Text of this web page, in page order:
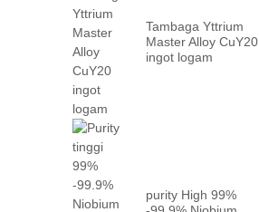
Tambaga Yttrium
Master Alloy CuY20
ingot logam
purity High 99%